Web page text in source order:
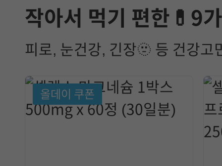
작아서 먹기 편한💊9
피로, 눈건강, 긴장🫥 등 건강고
올데이 쿠폰